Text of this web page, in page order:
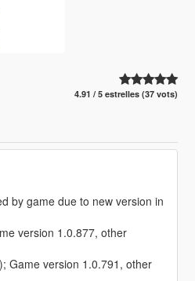
4.91 / 5 estrelles (37 vots)
by game due to new version in
version 1.0.877, other
Game version 1.0.791, other